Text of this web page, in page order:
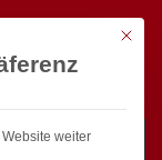
Mit
weiter